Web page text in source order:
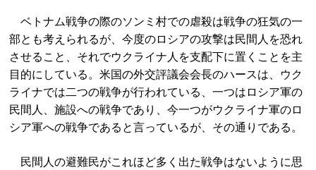
ベトナム戦争の際のソンミ村での虐殺は戦争の狂気の一
部とも考えられるが、今度のロシアの攻撃は民間人を恐れ
させること、それでウクライナ人を支配下に置くことを主
目的にしている。米国の外交評議会会長のハースは、ウク
ライナでは二つの戦争が行われている、一つはロシア軍の
民間人、施設への戦争であり、今一つがウクライナ軍のロ
シア軍への戦争であると言っているが、その通りである。
民間人の避難民がこれほど多く出た戦争はないように思